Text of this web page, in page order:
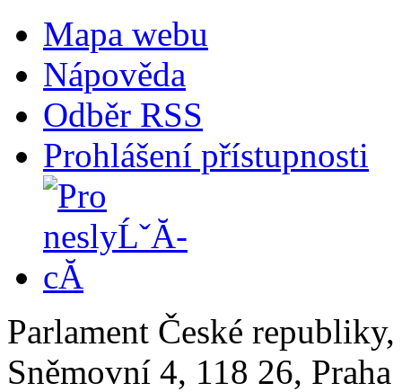
Mapa webu
Nápověda
Odběr RSS
Prohlášení přístupnosti
Parlament České
Sněmovní 4, 118 26,